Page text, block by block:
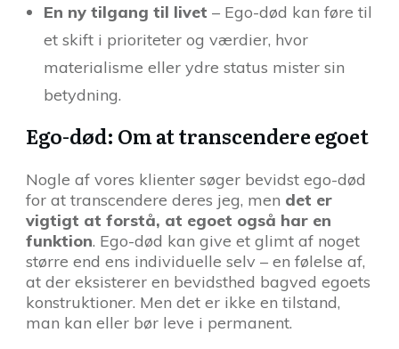
En ny tilgang til livet – Ego-død kan føre til
et skift i prioriteter og værdier, hvor
materialisme eller ydre status mister sin
betydning.
Ego-død: Om at transcendere egoet
Nogle af vores klienter søger bevidst ego-død
for at transcendere deres jeg, men det er
vigtigt at forstå, at egoet også har en
funktion. Ego-død kan give et glimt af noget
større end ens individuelle selv – en følelse af,
at der eksisterer en bevidsthed bagved egoets
konstruktioner. Men det er ikke en tilstand,
man kan eller bør leve i permanent.